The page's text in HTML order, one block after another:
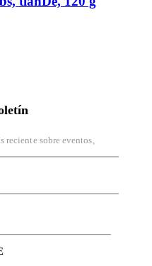
reciente sobre eventos,